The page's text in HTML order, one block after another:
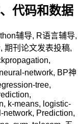
代码和数据
辅导, R语言辅导,
, 期刊论文发表投稿,
,
network, BP神
tree,
,
, k-means, logistic-
network, Prediction,